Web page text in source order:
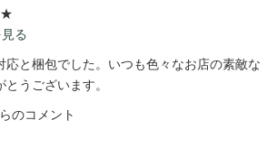
る
応と梱包でした。いつも色々なお店の素敵な
うございます。
のコメント